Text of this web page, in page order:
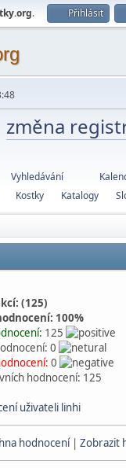
. Přihlásit
změna
Vyhledávání
Kostky Katalogy
(125)
100%
125
0
0
hodnocení: 125
uživateli linhi
hodnocení| Zobrazit